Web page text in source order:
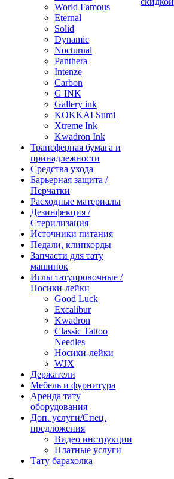
World Famous
Eternal
Solid
Dynamic
Nocturnal
Panthera
Intenze
Carbon
G INK
Gallery ink
KOKKAI Sumi
Xtreme Ink
Kwadron Ink
Трансферная бумага и
принадлежности
Средства ухода
Барьерная защита /
Перчатки
Расходные материалы
Дезинфекция /
Стерилизация
Источники питания
Педали, клипкорды
Запчасти для тату
машинок
Иглы татуировочные /
Носики-лейки
Good Luck
Excalibur
Kwadron
Classic Tattoo
Needles
Носики-лейки
WJX
Держатели
Мебель и фурнитура
Аренда тату
оборудования
Доп. услуги/Спец.
предложения
Видео инструкции
Платные услуги
Тату барахолка